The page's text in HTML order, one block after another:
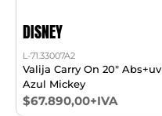
DISNEY
L-71.33007A2
Valija Carry On 20" Abs+uv
Azul Mickey
$67.890,00+IVA